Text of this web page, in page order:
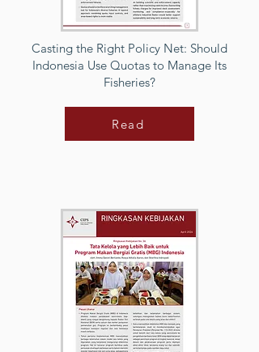
Casting the Right Policy Net: Should
Indonesia Use Quotas to Manage Its
Fisheries?
Read